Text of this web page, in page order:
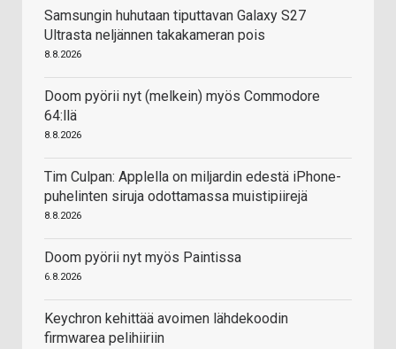
Samsungin huhutaan tiputtavan Galaxy S27
Ultrasta neljännen takakameran pois
8.8.2026
Doom pyörii nyt (melkein) myös Commodore
64:llä
8.8.2026
Tim Culpan: Applella on miljardin edestä iPhone-
puhelinten siruja odottamassa muistipiirejä
8.8.2026
Doom pyörii nyt myös Paintissa
6.8.2026
Keychron kehittää avoimen lähdekoodin
firmwarea pelihiiriin